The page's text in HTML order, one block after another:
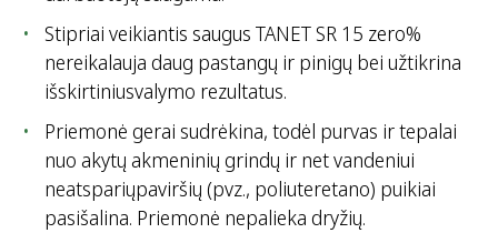
Stipriai veikiantis saugus TANET SR 15 zero%
nereikalauja daug pastangų ir pinigų bei užtikrina
išskirtiniusvalymo rezultatus.
Priemonė gerai sudrėkina, todėl purvas ir tepalai
nuo akytų akmeninių grindų ir net vandeniui
neatspariųpaviršių (pvz., poliuteretano) puikiai
pasišalina. Priemonė nepalieka dryžių.